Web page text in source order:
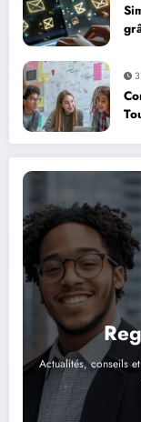
Actualités, conseils